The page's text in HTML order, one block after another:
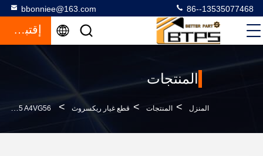
bbonniee@163.com 86--13535077468
إقتباس
المنتجات
المنزل > المنتجات > قطع غيار ريكسروث > A4VG180 A4VG125 A4VG56 قطع الغيار الهيدروليكية صفيحة السواش بلوك أسطوانة البستون